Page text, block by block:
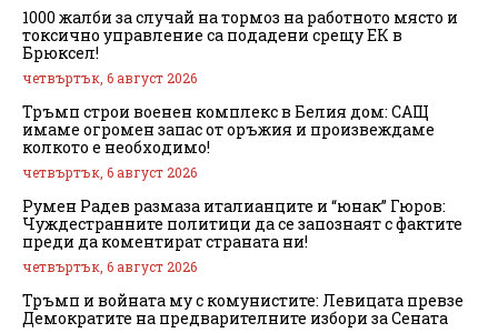
1000 жалби за случай на тормоз на работното място и
токсично управление са подадени срещу ЕК в
Брюксел!
четвъртък, 6 август 2026
Тръмп строи военен комплекс в Белия дом: САЩ
имаме огромен запас от оръжия и произвеждаме
колкото е необходимо!
четвъртък, 6 август 2026
Румен Радев размаза италианците и “юнак” Гюров:
Чуждестранните политици да се запознаят с фактите
преди да коментират страната ни!
четвъртък, 6 август 2026
Тръмп и войната му с комунистите: Левицата превзе
Демократите на предварителните избори за Сената